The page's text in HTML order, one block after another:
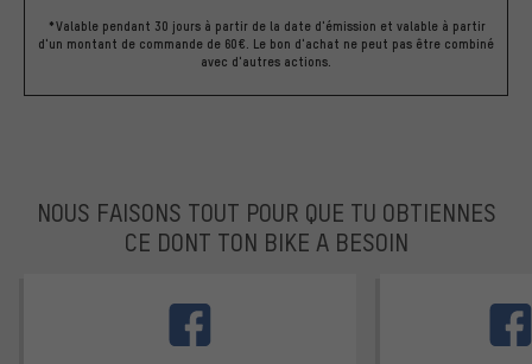
*Valable pendant 30 jours à partir de la date d'émission et valable à partir
d'un montant de commande de 60€. Le bon d'achat ne peut pas être combiné
avec d'autres actions.
NOUS FAISONS TOUT POUR QUE TU OBTIENNES
CE DONT TON BIKE A BESOIN